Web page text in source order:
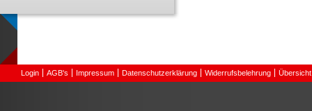
Login AGB's Impressum Datenschutzerklärung Widerrufsbelehrung